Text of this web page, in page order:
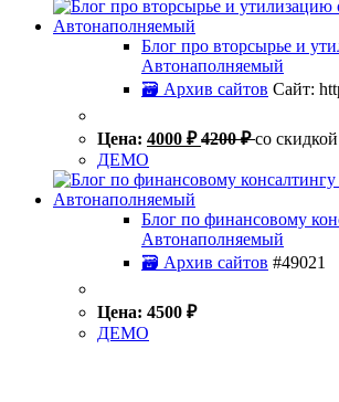
Блог про вторсырье и
Автонаполняемый
🗃 Архив сайтов Сайт:
Цена: 4000 ₽ 4200₽ со скидкой
ДЕМО
Блог по финансовому
Автонаполняемый
🗃 Архив сайтов #49021
Цена: 4500 ₽
ДЕМО